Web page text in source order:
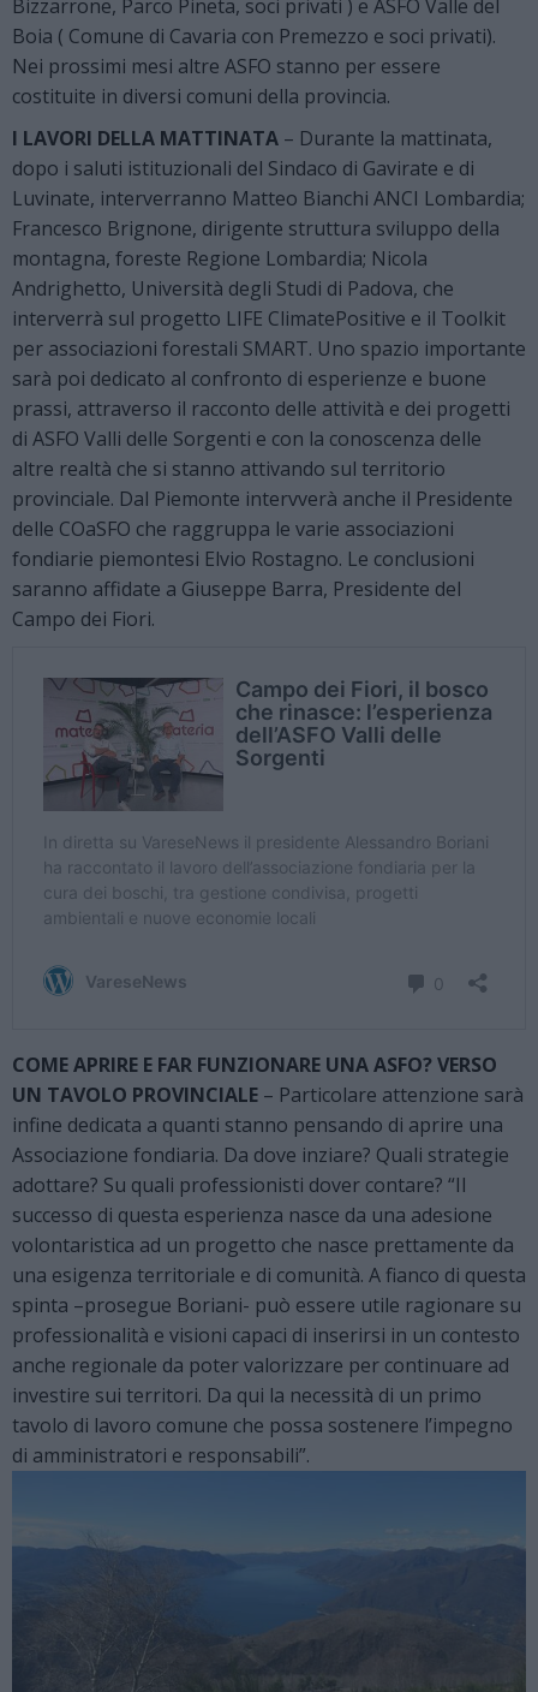
Bizzarrone, Parco Pineta, soci privati ) e ASFO Valle del
Boia ( Comune di Cavaria con Premezzo e soci privati).
Nei prossimi mesi altre ASFO stanno per essere
costituite in diversi comuni della provincia.
I LAVORI DELLA MATTINATA – Durante la mattinata,
dopo i saluti istituzionali del Sindaco di Gavirate e di
Luvinate, interverranno Matteo Bianchi ANCI Lombardia;
Francesco Brignone, dirigente struttura sviluppo della
montagna, foreste Regione Lombardia; Nicola
Andrighetto, Università degli Studi di Padova, che
interverrà sul progetto LIFE ClimatePositive e il Toolkit
per associazioni forestali SMART. Uno spazio importante
sarà poi dedicato al confronto di esperienze e buone
prassi, attraverso il racconto delle attività e dei progetti
di ASFO Valli delle Sorgenti e con la conoscenza delle
altre realtà che si stanno attivando sul territorio
provinciale. Dal Piemonte intervverà anche il Presidente
delle COaSFO che raggruppa le varie associazioni
fondiarie piemontesi Elvio Rostagno. Le conclusioni
saranno affidate a Giuseppe Barra, Presidente del
Campo dei Fiori.
COME APRIRE E FAR FUNZIONARE UNA ASFO? VERSO
UN TAVOLO PROVINCIALE – Particolare attenzione sarà
infine dedicata a quanti stanno pensando di aprire una
Associazione fondiaria. Da dove inziare? Quali strategie
adottare? Su quali professionisti dover contare? “Il
successo di questa esperienza nasce da una adesione
volontaristica ad un progetto che nasce prettamente da
una esigenza territoriale e di comunità. A fianco di questa
spinta –prosegue Boriani- può essere utile ragionare su
professionalità e visioni capaci di inserirsi in un contesto
anche regionale da poter valorizzare per continuare ad
investire sui territori. Da qui la necessità di un primo
tavolo di lavoro comune che possa sostenere l’impegno
di amministratori e responsabili”.